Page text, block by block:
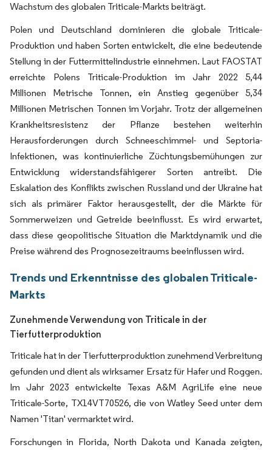
Wachstum des globalen Triticale-Markts beiträgt.
Polen und Deutschland dominieren die globale Triticale-
Produktion und haben Sorten entwickelt, die eine bedeutende
Stellung in der Futtermittelindustrie einnehmen. Laut FAOSTAT
erreichte Polens Triticale-Produktion im Jahr 2022 5,44
Millionen Metrische Tonnen, ein Anstieg gegenüber 5,34
Millionen Metrischen Tonnen im Vorjahr. Trotz der allgemeinen
Krankheitsresistenz der Pflanze bestehen weiterhin
Herausforderungen durch Schneeschimmel- und Septoria-
Infektionen, was kontinuierliche Züchtungsbemühungen zur
Entwicklung widerstandsfähigerer Sorten antreibt. Die
Eskalation des Konflikts zwischen Russland und der Ukraine hat
sich als primärer Faktor herausgestellt, der die Märkte für
Sommerweizen und Getreide beeinflusst. Es wird erwartet,
dass diese geopolitische Situation die Marktdynamik und die
Preise während des Prognosezeitraums beeinflussen wird.
Trends und Erkenntnisse des globalen Triticale-
Markts
Zunehmende Verwendung von Triticale in der
Tierfutterproduktion
Triticale hat in der Tierfutterproduktion zunehmend Verbreitung
gefunden und dient als wirksamer Ersatz für Hafer und Roggen.
Im Jahr 2023 entwickelte Texas A&M AgriLife eine neue
Triticale-Sorte, TX14VT70526, die von Watley Seed unter dem
Namen 'Titan' vermarktet wird.
Forschungen in Florida, North Dakota und Kanada zeigten,